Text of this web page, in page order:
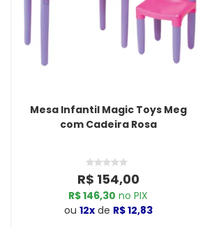
Mesa Infantil Magic Toys Meg
com Cadeira Rosa
R$ 154,00
R$ 146,30 no PIX
ou 12xde R$ 12,83